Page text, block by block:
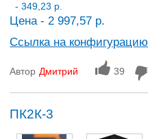
- 349,23 р.
Цена - 2 997,57 р.
Ссылка на конфигурацию
Автор Дмитрий 39
ПК2К-3